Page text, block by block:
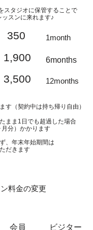
スタジオに保管することで
スンに来れます♪
350 1month
1,900 6months
12months
3,500
す（契約中は持ち帰り自由）
まま1日でも超過した場合
分）かかります
、年末年始期間は
だきます
料金の変更
会員
ビジター